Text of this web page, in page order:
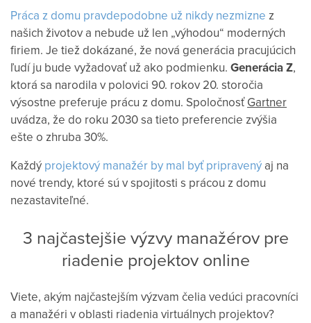
Práca z domu pravdepodobne už nikdy nezmizne z
našich životov a nebude už len „výhodou“ moderných
firiem. Je tiež dokázané, že nová generácia pracujúcich
ľudí ju bude vyžadovať už ako podmienku. Generácia Z,
ktorá sa narodila v polovici 90. rokov 20. storočia
výsostne preferuje prácu z domu. SpoločnosťGartner
uvádza, že do roku 2030 sa tieto preferencie zvýšia
ešte o zhruba 30%.
Každý projektový manažér by mal byť pripravený aj na
nové trendy, ktoré sú v spojitosti s prácou z domu
nezastaviteľné.
3 najčastejšie výzvy manažérov pre
riadenie projektov online
Viete, akým najčastejším výzvam čelia vedúci pracovníci
a manažéri v oblasti riadenia virtuálnych projektov?